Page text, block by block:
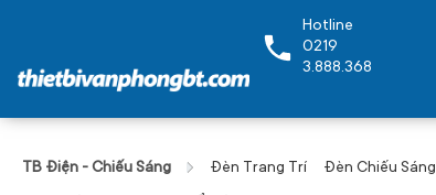
Hotline
0219
3.888.368
TB Điện - Chiếu Sáng Đèn Trang Trí Đèn Chiếu Sáng